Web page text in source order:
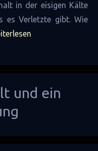
in der eisigen Kälte
es Verletzte gibt. Wie
und ein